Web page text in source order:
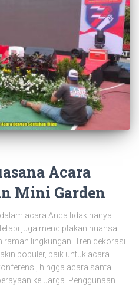
Acara
Mini Garden
acara Anda tidak hanya
juga menciptakan nuansa
ramah lingkungan. Tren dekorasi
populer, baik untuk acara
hingga acara santai
keluarga. Penggunaan